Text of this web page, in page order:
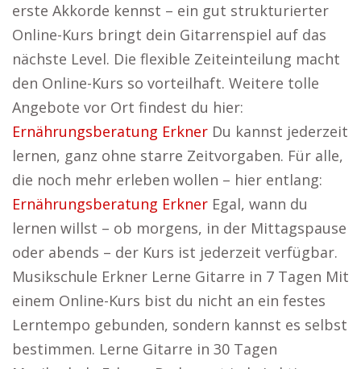
erste Akkorde kennst – ein gut strukturierter
Online-Kurs bringt dein Gitarrenspiel auf das
nächste Level. Die flexible Zeiteinteilung macht
den Online-Kurs so vorteilhaft. Weitere tolle
Angebote vor Ort findest du hier:
Ernährungsberatung Erkner Du kannst jederzeit
lernen, ganz ohne starre Zeitvorgaben. Für alle,
die noch mehr erleben wollen – hier entlang:
Ernährungsberatung Erkner Egal, wann du
lernen willst – ob morgens, in der Mittagspause
oder abends – der Kurs ist jederzeit verfügbar.
Musikschule Erkner Lerne Gitarre in 7 Tagen Mit
einem Online-Kurs bist du nicht an ein festes
Lerntempo gebunden, sondern kannst es selbst
bestimmen. Lerne Gitarre in 30 Tagen